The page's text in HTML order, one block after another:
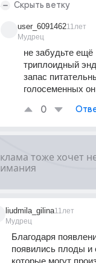
Скрыть ветку
user_6091462
Мудрец
11лет
не забудьте ещё
триплоидный
запас
голосеменных
0
liudmila_gilina
Мудрец
11лет
Благодаря
появились плоды и
которые могут